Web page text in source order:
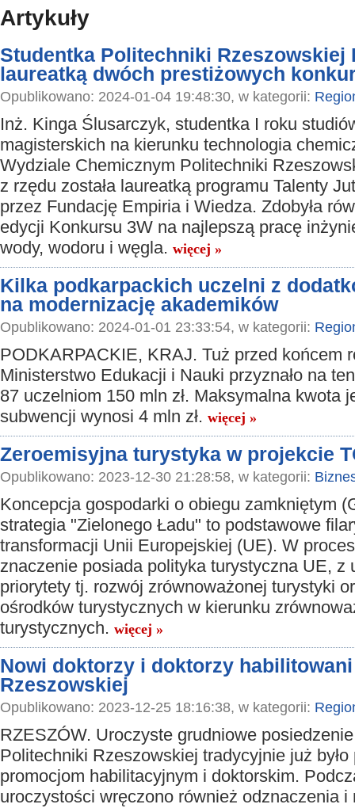
Artykuły
Studentka Politechniki Rzeszowskiej
laureatką dwóch prestiżowych
Opublikowano: 2024-01-04 19:48:30, w kategorii:
Inż. Kinga Ślusarczyk, studentka I roku
magisterskich na kierunku technologia
Wydziale Chemicznym Politechniki
z rzędu została laureatką programu Talenty
przez Fundację Empiria i Wiedza. Zdobyła
edycji Konkursu 3W na najlepszą pracę
wody, wodoru i węgla. więcej »
Kilka podkarpackich uczelni z
na modernizację akademików
Opublikowano: 2024-01-01 23:33:54, w kategorii:
PODKARPACKIE, KRAJ. Tuż przed końcem
Ministerstwo Edukacji i Nauki przyznało na
87 uczelniom 150 mln zł. Maksymalna kwota
subwencji wynosi 4 mln zł. więcej »
Zeroemisyjna turystyka w projekcie
Opublikowano: 2023-12-30 21:28:58, w kategorii:
Koncepcja gospodarki o obiegu zamkniętym
strategia "Zielonego Ładu" to podstawowe
transformacji Unii Europejskiej (UE). W
znaczenie posiada polityka turystyczna UE, z
priorytety tj. rozwój zrównoważonej turystyki
ośrodków turystycznych w kierunku
turystycznych. więcej »
Nowi doktorzy i doktorzy
Rzeszowskiej
Opublikowano: 2023-12-25 18:16:38, w kategorii:
RZESZÓW. Uroczyste grudniowe
Politechniki Rzeszowskiej tradycyjnie już
promocjom habilitacyjnym i doktorskim.
uroczystości wręczono również odznaczenia